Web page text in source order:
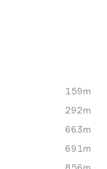
159m
292m
663m
691m